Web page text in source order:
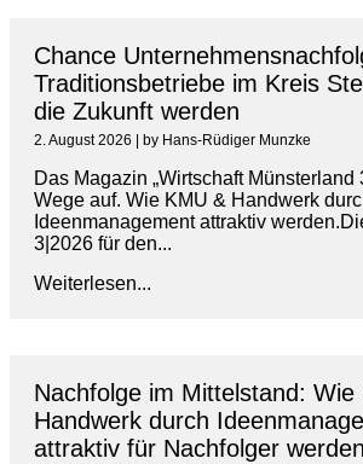
Chance
Traditionsbetriebe im Kreis
die Zukunft werden
2. August 2026 by Hans-Rüdiger Munzke
Das Magazin „Wirtschaft Münsterland
Wege auf. Wie KMU & Handwerk
Ideenmanagement attraktiv
3|2026 für den...
Weiterlesen...
Nachfolge im Mittelstand: Wie
Handwerk durch
attraktiv für Nachfolger werden